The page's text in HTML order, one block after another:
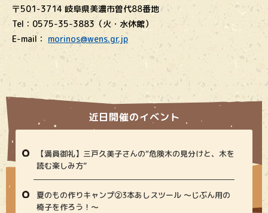
〒501-3714 岐阜県美濃市曽代88番地
Tel：0575-35-3883（火・水休館）
E-mail： morinos@wens.gr.jp
近日開催のイベント
【満員御礼】三戸久美子さんの“危険木の見分けと、木を
読む楽しみ方”
夏のもの作りキャンプ②3本あしスツール ～じぶん用の
椅子を作ろう！～